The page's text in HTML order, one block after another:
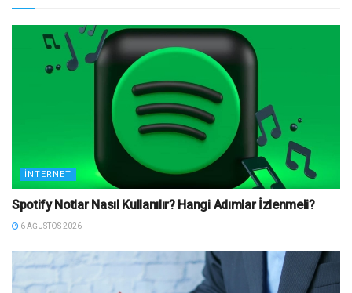
İNTERNET
Spotify Notlar Nasıl Kullanılır? Hangi Adımlar İzlenmeli?
6 AĞUSTOS 2026